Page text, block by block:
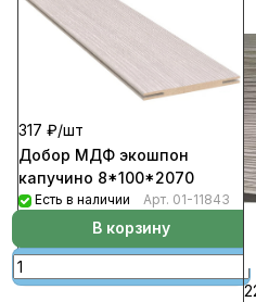
317 ₽/шт
Добор МДФ экошпон
капучино 8*100*2070
Есть в наличии Арт. 01-11843
В корзину